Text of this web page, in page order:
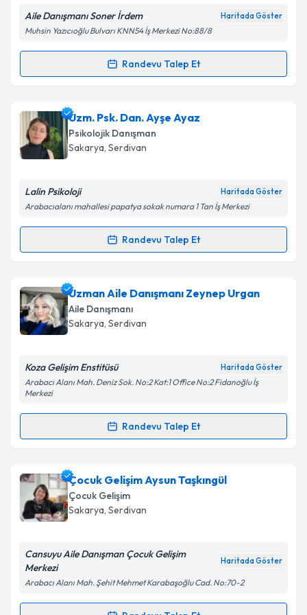
Kişisel verilerimin işlenmesine ilişkinAydınlatma
'ni okudum ve kişisel verilerimin belirtilen
kapsamda işlenmesini kabul ediyorum.
Takvim Talebini Gönder
Aile Danışmanı Soner İrdem Haritada Göster
Muhsin Yazıcıoğlu Bulvarı KNN54 İş Merkezi No:88/8
Randevu Talep Et
Randevu Takvimi Talebi
Aile Danışmanı Soner İrdemiçin randevu takvimi
talebi oluşturun. Size bu uzmandan randevu almanız
için bir takvim hazırlandığında e-posta ile
bilgilendireceğiz.
Kişisel verilerimin işlenmesine ilişkinAydınlatma
kapsamda işlenmesini kabul ediyorum.
Takvim Talebini Gönder
Uzm. Psk. Dan. Ayşe Ayaz
Psikolojik Danışman
Sakarya, Serdivan
Lalin Psikoloji Haritada Göster
Arabacıalanı mahallesi papatya sokak numara 1 Tan İş Merkezi
Randevu Talep Et
Randevu Takvimi Talebi
Uzm. Psk. Dan. Ayşe Ayaziçin randevu takvimi talebi
oluşturun. Size bu uzmandan randevu almanız için bir
takvim hazırlandığında e-posta ile bilgilendireceğiz.
Kişisel verilerimin işlenmesine ilişkinAydınlatma
'ni okudum ve kişisel verilerimin belirtilen
kapsamda işlenmesini kabul ediyorum.
Takvim Talebini Gönder
Uzman Aile Danışmanı Zeynep Urgan
Aile Danışmanı
Sakarya, Serdivan
Koza Gelişim Enstitüsü Haritada Göster
Arabacı Alanı Mah. Deniz Sok. No:2 Kat:1 Office No:2 Fidanoğlu İş
Merkezi
Randevu Talep Et
Randevu Takvimi Talebi
Uzman Aile Danışmanı Zeynep Urganiçin randevu
takvimi talebi oluşturun. Size bu uzmandan randevu
almanız için bir takvim hazırlandığında e-posta ile
bilgilendireceğiz.
Çocuk Gelişim Aysun Taşkıngül
Çocuk Gelişim
Sakarya, Serdivan
Cansuyu Aile Danışman Çocuk Gelişim
Merkezi
Haritada Göster
Arabacı Alanı Mah. Şehit Mehmet Karabaşoğlu Cad. No:70-2